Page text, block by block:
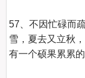
57、不因忙碌而
雪，夏去又立秋
有一个硕果累累